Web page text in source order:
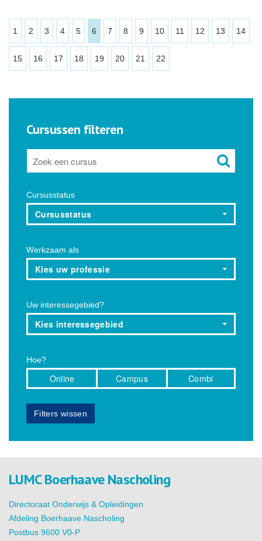
1 2 3 4 5 6 7 8 9 10 11 12 13 14
15 16 17 18 19 20 21 22
Cursussen filteren
Cursusstatus
Cursusstatus
Werkzaam als
Kies uw professie
Uw interessegebied?
Kies interessegebied
Hoe?
Online Campus Combi
Filters wissen
LUMC Boerhaave Nascholing
Directoraat Onderwijs & Opleidingen
Afdeling Boerhaave Nascholing
Postbus 9600 V0-P